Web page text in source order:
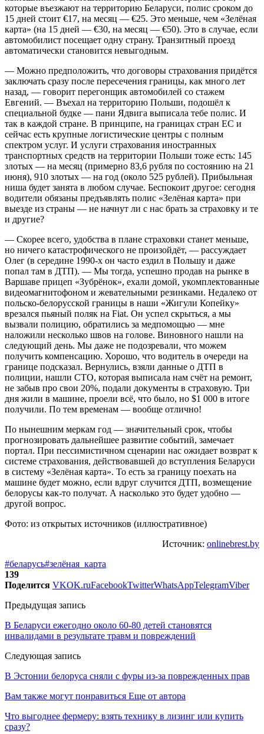
которые въезжают на территорию Беларуси, полис сроком до
15 дней стоит €17, на месяц — €25. Это меньше, чем «Зелёная
карта» (на 15 дней — €30, на месяц — €50). Это в случае, если
автомобилист посещает одну страну. Транзитный проезд
автоматически становится невыгодным.
— Можно предположить, что договоры страхования придётся
заключать сразу после пересечения границы, как много лет
назад, — говорит перегонщик автомобилей со стажем
Евгений. — Въехал на территорию Польши, подошёл к
специальной будке — пани Ядвига выписала тебе полис. И
так в каждой стране. В принципе, на границах стран ЕС и
сейчас есть крупные логистические центры с полным
спектром услуг. И услуги страхования иностранных
транспортных средств на территории Польши тоже есть: 145
злотых — на месяц (примерно 83,6 рубля по состоянию на 21
июня), 910 злотых — на год (около 525 рублей). Прибыльная
ниша будет занята в любом случае. Беспокоит другое: сегодня
водители обязаны предъявлять полис «Зелёная карта» при
выезде из страны — не начнут ли с нас брать за страховку и те
и другие?
— Скорее всего, удобства в плане страховки станет меньше,
но ничего катастрофического не произойдёт, — рассуждает
Олег (в середине 1990-х он часто ездил в Польшу и даже
попал там в ДТП). — Мы тогда, успешно продав на рынке в
Варшаве прицеп «Зубрёнок», ехали домой, укомплектованные
видеомагнитофоном и жевательными резинками. Недалеко от
польско-белорусской границы в наши «Жигули Копейку»
врезался пьяный поляк на Fiat. Он успел скрыться, а мы
вызвали полицию, обратились за медпомощью — мне
наложили несколько швов на голове. Виновного нашли на
следующий день. Мы даже не подозревали, что можем
получить компенсацию. Хорошо, что водитель в очереди на
границе подсказал. Вернулись, взяли данные о ДТП в
полиции, нашли СТО, которая выписала нам счёт на ремонт,
не забыв про свои 20%, подали документы в страховую. Три
дня жили в машине, проели всё, что было, но $1 000 в итоге
получили. По тем временам — вообще отлично!
По нынешним меркам год — значительный срок, чтобы
прогнозировать дальнейшее развитие событий, замечает
портал. При пессимистичном сценарии нас ожидает возврат к
системе страхования, действовавшей до вступления Беларуси
в систему «Зелёная карта». То есть за границу поехать на
машине будет можно, если вдруг случится ДТП, возмещение
белорусы как-то получат. А насколько это будет удобно —
другой вопрос.
Фото: из открытых источников (иллюстративное)
Источник: onlinebrest.by
#беларусь#зелёная_карта
139
Поделится VKOK.ruFacebookTwitterWhatsAppTelegramViber
Предыдущая запись
В Беларуси ежегодно около 60-80 детей становятся
инвалидами в результате травм и повреждений
Следующая запись
В Эстонии белоруса сняли с фуры из-за поврежденных прав
Вам также могут понравиться Еще от автора
Что выгоднее фермеру: взять технику в лизинг или купить
сразу?